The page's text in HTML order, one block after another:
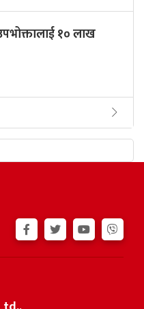
१० लाख